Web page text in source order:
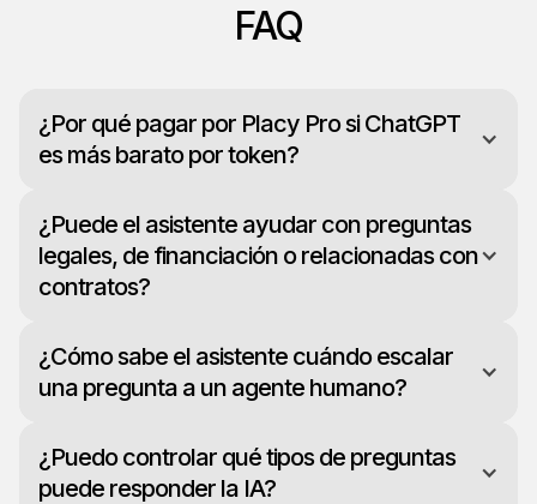
FAQ
¿Por qué pagar por Placy Pro si ChatGPT
es más barato por token?
¿Puede el asistente ayudar con preguntas
legales, de financiación o relacionadas con
contratos?
¿Cómo sabe el asistente cuándo escalar
una pregunta a un agente humano?
¿Puedo controlar qué tipos de preguntas
puede responder la IA?